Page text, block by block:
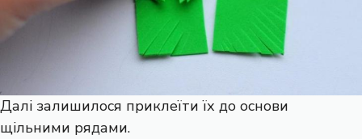
Далі залишилося приклеїти їх до основи
щільними рядами.